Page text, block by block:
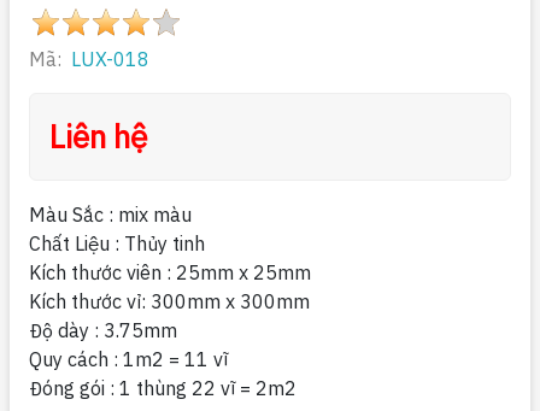
Mã: LUX-018
Liên hệ
Màu Sắc : mix màu
Chất Liệu : Thủy tinh
Kích thước viên : 25mm x 25mm
Kích thước vỉ: 300mm x 300mm
Độ dày : 3.75mm
Quy cách : 1m2 = 11 vĩ
Đóng gói : 1 thùng 22 vĩ = 2m2